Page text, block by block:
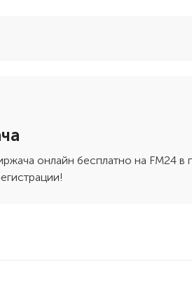
онлайн бесплатно на FM24 в